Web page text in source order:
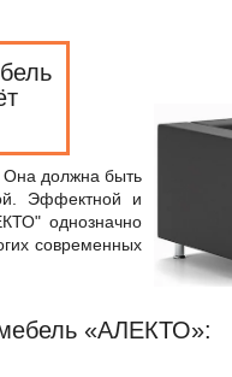
должна быть
Эффектной и
однозначно
современных
«АЛЕКТО»: